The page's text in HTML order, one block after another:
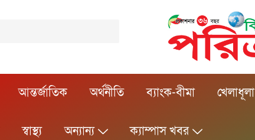
আন্তর্জাতিক অর্থনীতি ব্যাংক-বীমা খেলাধূলা
স্বাস্থ্য অন্যান্য ক্যাম্পাস খবর